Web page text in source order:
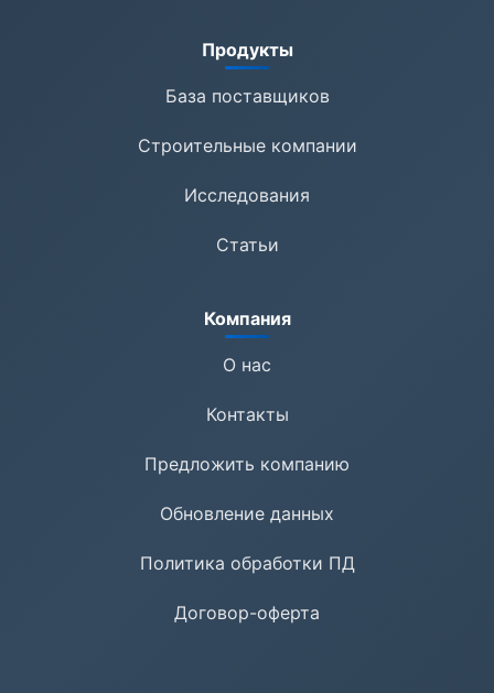
Продукты
База поставщиков
Строительные компании
Исследования
Статьи
Компания
О нас
Контакты
Предложить компанию
Обновление данных
Политика обработки ПД
Договор-оферта